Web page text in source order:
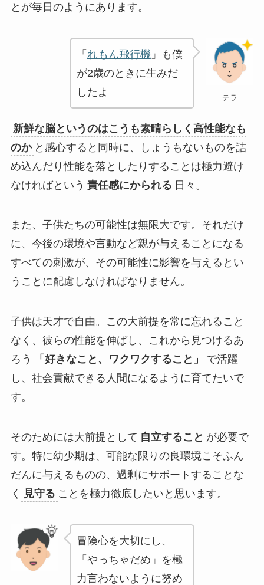
とが毎日のようにあります。
テラ
「 れもん飛行機 」も僕
が2歳のときに生みだ
したよ
新鮮な脳というのはこうも素晴らしく高性能なも
のか と感心すると同時に、しょうもないものを詰
め込んだり性能を落としたりすることは極力避け
なければという 責任感にかられる 日々。
また、子供たちの可能性は無限大です。それだけ
に、今後の環境や言動など親が与えることになる
すべての刺激が、その可能性に影響を与えるとい
うことに配慮しなければなりません。
子供は天才で自由。この大前提を常に忘れること
なく、彼らの性能を伸ばし、これから見つけるあ
ろう
「好きなこと、ワクワクすること」
で活躍
し、社会貢献できる人間になるように育てたいで
す。
そのためには大前提として 自立すること が必要で
す。特に幼少期は、可能な限りの良環境こそふん
だんに与えるものの、過剰にサポートすることな
く
見守る ことを極力徹底したいと思います。
冒険心を大切にし、
「やっちゃだめ」を極
力言わないように努め